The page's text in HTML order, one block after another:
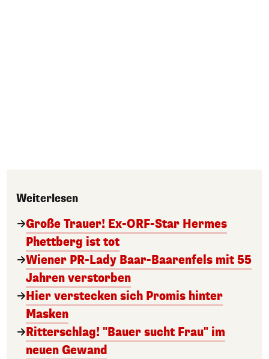
Weiterlesen
Große Trauer! Ex-ORF-Star Hermes
Phettberg ist tot
Wiener PR-Lady Baar-Baarenfels mit 55
Jahren verstorben
Hier verstecken sich Promis hinter
Masken
Ritterschlag! "Bauer sucht Frau" im
neuen Gewand